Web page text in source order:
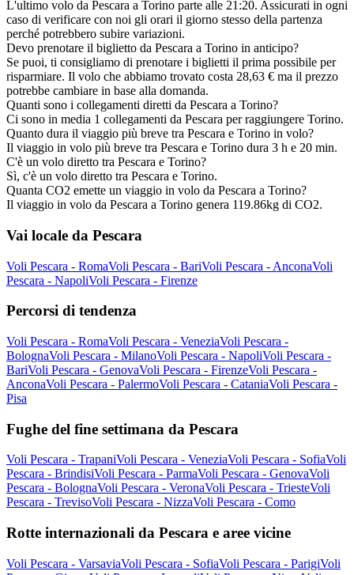
L'ultimo volo da Pescara a Torino parte alle 21:20. Assicurati in ogni
caso di verificare con noi gli orari il giorno stesso della partenza
perché potrebbero subire variazioni.
Devo prenotare il biglietto da Pescara a Torino in anticipo?
Se puoi, ti consigliamo di prenotare i biglietti il prima possibile per
risparmiare. Il volo che abbiamo trovato costa 28,63 € ma il prezzo
potrebbe cambiare in base alla domanda.
Quanti sono i collegamenti diretti da Pescara a Torino?
Ci sono in media 1 collegamenti da Pescara per raggiungere Torino.
Quanto dura il viaggio più breve tra Pescara e Torino in volo?
Il viaggio in volo più breve tra Pescara e Torino dura 3 h e 20 min.
C'è un volo diretto tra Pescara e Torino?
Sì, c'è un volo diretto tra Pescara e Torino.
Quanta CO2 emette un viaggio in volo da Pescara a Torino?
Il viaggio in volo da Pescara a Torino genera 119.86kg di CO2.
Vai locale da Pescara
Voli Pescara - RomaVoli Pescara - BariVoli Pescara - AnconaVoli
Pescara - NapoliVoli Pescara - Firenze
Percorsi di tendenza
Voli Pescara - RomaVoli Pescara - VeneziaVoli Pescara -
BolognaVoli Pescara - MilanoVoli Pescara - NapoliVoli Pescara -
BariVoli Pescara - GenovaVoli Pescara - FirenzeVoli Pescara -
AnconaVoli Pescara - PalermoVoli Pescara - CataniaVoli Pescara -
Pisa
Fughe del fine settimana da Pescara
Voli Pescara - TrapaniVoli Pescara - VeneziaVoli Pescara - SofiaVoli
Pescara - BrindisiVoli Pescara - ParmaVoli Pescara - GenovaVoli
Pescara - BolognaVoli Pescara - VeronaVoli Pescara - TriesteVoli
Pescara - TrevisoVoli Pescara - NizzaVoli Pescara - Como
Rotte internazionali da Pescara e aree vicine
Voli Pescara - VarsaviaVoli Pescara - SofiaVoli Pescara - ParigiVoli